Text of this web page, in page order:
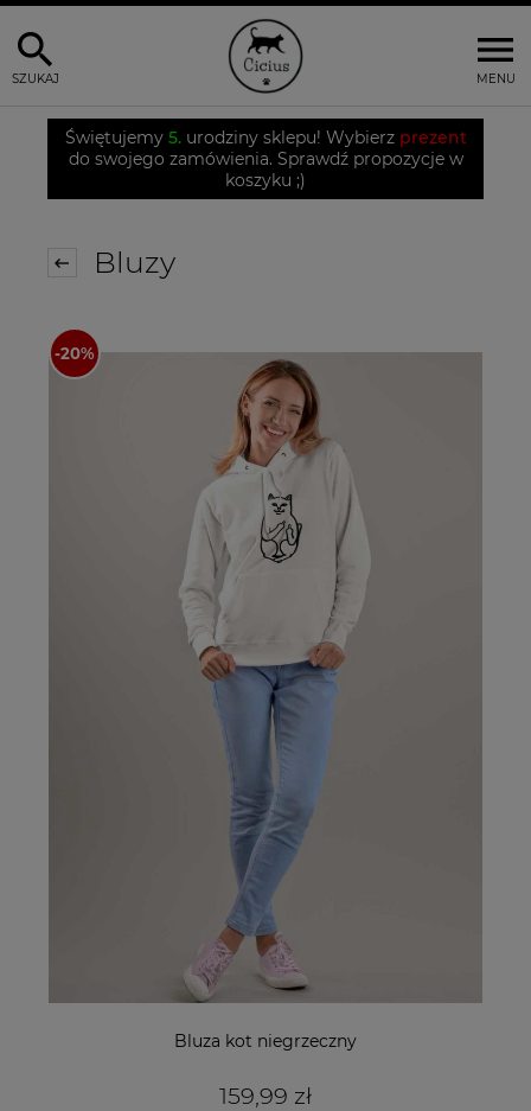
MENU
SZUKAJ
Świętujemy 5.urodziny sklepu! Wybierz prezent
do swojego zamówienia. Sprawdź propozycje w
koszyku ;)
Bluzy
Bluza kot niegrzeczny
159,99 zł